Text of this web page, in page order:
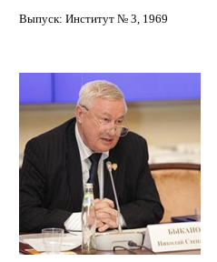
Выпуск: Институт № 3, 1969